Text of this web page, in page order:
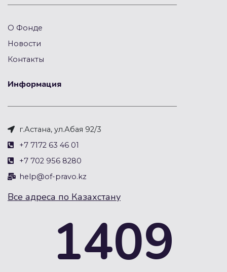
О Фонде
Новости
Контакты
Информация
г.Астана, ул.Абая 92/3
+7 7172 63 46 01
+7 702 956 8280
help@of-pravo.kz
Все адреса по Казахстану
1409